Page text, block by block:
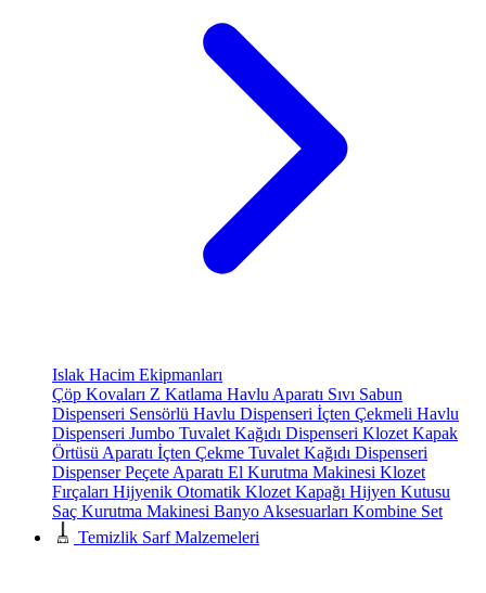
Islak Hacim Ekipmanları
Çöp Kovaları Z Katlama Havlu Aparatı Sıvı Sabun
Dispenseri Sensörlü Havlu Dispenseri İçten Çekmeli Havlu
Dispenseri Jumbo Tuvalet Kağıdı Dispenseri Klozet Kapak
Örtüsü Aparatı İçten Çekme Tuvalet Kağıdı Dispenseri
Dispenser Peçete Aparatı El Kurutma Makinesi Klozet
Fırçaları Hijyenik Otomatik Klozet Kapağı Hijyen Kutusu
Saç Kurutma Makinesi Banyo Aksesuarları Kombine Set
Temizlik Sarf Malzemeleri